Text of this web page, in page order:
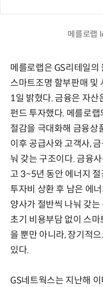
메를로랩
메를로랩은 GS리테일의
스마트조명 할부판매 및
1일 밝혔다. 금융은 자산
펀드 투자했다. 메를로
절감을 극대화해 금융상
이후 공급사와 고객사,
눠 갖는 구조이다. 금융
고 3~5년 동안 에너지
투자비 상환 후 남은 에
양사가 절반씩 나눠 갖
초기 비용부담 없이 스
을 뿐만 아니라, 장기적
있다.
GS네트웍스는 지난해